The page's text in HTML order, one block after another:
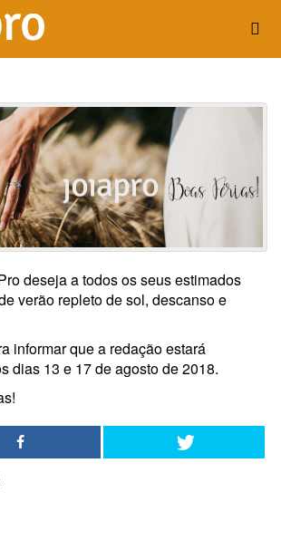
deseja a todos os seus estimados
verão repleto de sol, descanso e
informar que a redação estará
dias 13 e 17 de agosto de 2018.